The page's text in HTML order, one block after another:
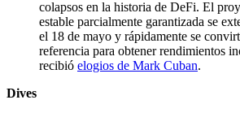
colapsos en la historia de DeFi. El
estable parcialmente garantizada se
el 18 de mayo y rápidamente se
referencia para obtener rendimientos
recibió elogios de Mark Cuban.
Dives